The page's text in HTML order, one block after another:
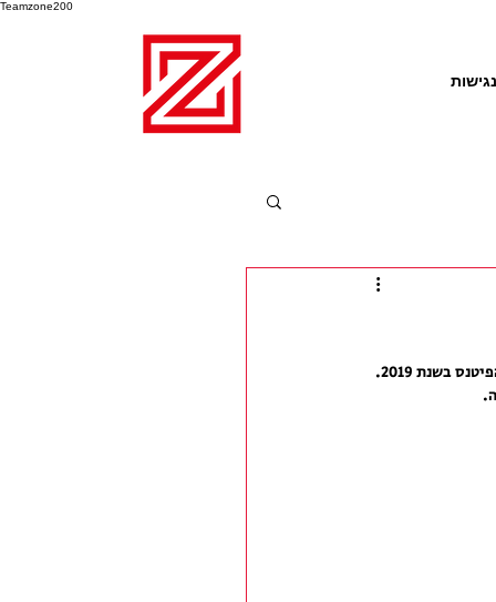
Teamzone200
נגישות